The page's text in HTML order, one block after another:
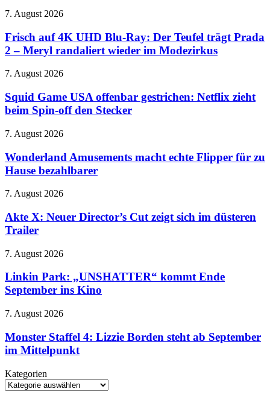
–
ordnet
Änderungen
Facebook
Instagram
an
Frisch
4K
UHD
Blu-
Der
trägt
Prada
–
randaliert
wieder
im
7. August 2026
Frisch auf 4K UHD Blu-Ray: Der Teufel trägt Prada
2 – Meryl randaliert wieder im Modezirkus
Squid
USA
offenbar
gestrichen:
zieht
Spin-
off
Stecker
7. August 2026
Squid Game USA offenbar gestrichen: Netflix zieht
beim Spin-off den Stecker
Wonderland
macht
echte
Flipper
zu
bezahlbarer
7. August 2026
Wonderland Amusements macht echte Flipper für zu
Hause bezahlbarer
Akte
Neuer
Director’s
Cut
sich
düsteren
Trailer
7. August 2026
Akte X: Neuer Director’s Cut zeigt sich im düsteren
Trailer
Linkin
„UNSHATTER“
kommt
Ende
ins
7. August 2026
Linkin Park: „UNSHATTER“ kommt Ende
September ins Kino
Monster
4:
Lizzie
Borden
ab
September
7. August 2026
Monster Staffel 4: Lizzie Borden steht ab September
im Mittelpunkt
Kategorien
Kategorien